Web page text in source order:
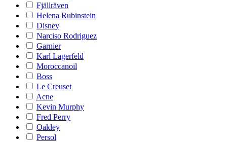
Fjällräven
Helena Rubinstein
Disney
Narciso Rodriguez
Garnier
Karl Lagerfeld
Moroccanoil
Boss
Le Creuset
Acne
Kevin Murphy
Fred Perry
Oakley
Persol